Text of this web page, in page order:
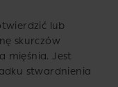
lub
skurczów
mięśnia. Jest
stwardnienia